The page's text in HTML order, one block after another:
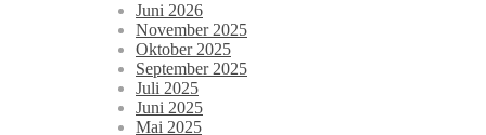
Juni 2026
November 2025
Oktober 2025
September 2025
Juli 2025
Juni 2025
Mai 2025